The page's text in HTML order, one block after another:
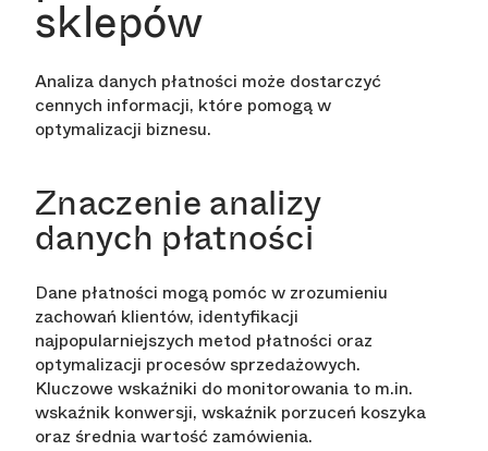
sklepów
Analiza danych płatności może dostarczyć
cennych informacji, które pomogą w
optymalizacji biznesu.
Znaczenie analizy
danych płatności
Dane płatności mogą pomóc w zrozumieniu
zachowań klientów, identyfikacji
najpopularniejszych metod płatności oraz
optymalizacji procesów sprzedażowych.
Kluczowe wskaźniki do monitorowania to m.in.
wskaźnik konwersji, wskaźnik porzuceń koszyka
oraz średnia wartość zamówienia.